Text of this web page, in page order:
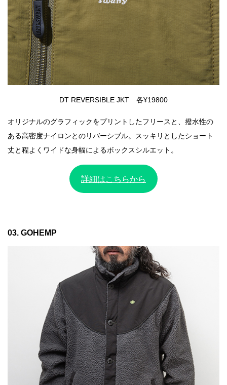
DT REVERSIBLE JKT 各¥19800
オリジナルのグラフィックをプリントしたフリースと、撥水性の
ある高密度ナイロンとのリバーシブル。スッキリとしたショート
丈と程よくワイドな身幅によるボックスシルエット。
詳細はこちらから
03. GOHEMP